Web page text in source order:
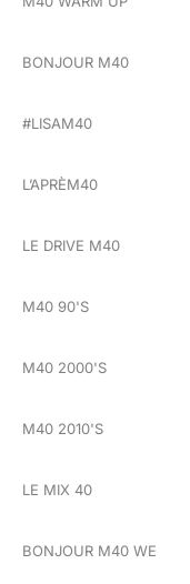
BONJOUR M40
#LISAM40
L’APRÈM40
LE DRIVE M40
M40 90'S
M40 2000'S
M40 2010'S
LE MIX 40
BONJOUR M40 WE